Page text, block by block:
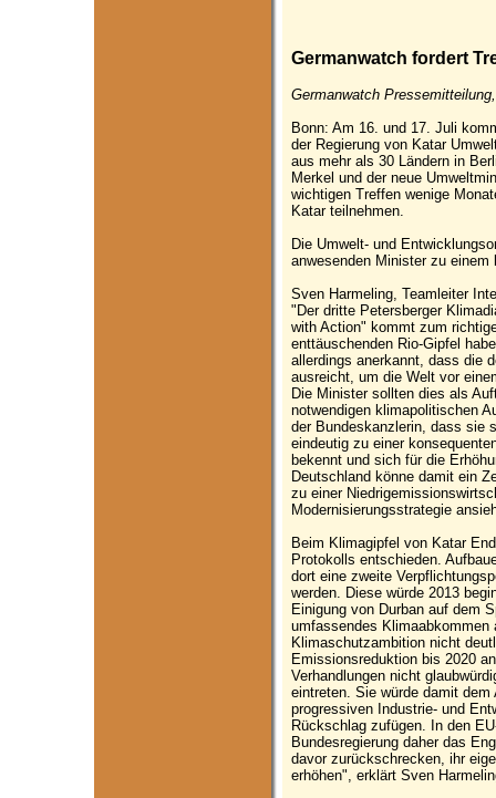
Germanwatch fordert
Germanwatch
Bonn: Am 16. und 17. Juli
der Regierung von Katar
aus mehr als 30 Ländern in
Merkel und der neue
wichtigen Treffen wenige
Katar teilnehmen.
Die Umwelt- und
anwesenden Minister zu
Sven Harmeling, Teamleiter
"Der dritte Petersberger
with Action" kommt zum
enttäuschenden Rio-Gipfel
allerdings anerkannt, dass die
ausreicht, um die Welt vor
Die Minister sollten dies als
notwendigen klimapolitischen
der Bundeskanzlerin, dass sie
eindeutig zu einer
bekennt und sich für die
Deutschland könne damit ein
zu einer
Modernisierungsstrategie
Beim Klimagipfel von Katar
Protokolls entschieden.
dort eine zweite
werden. Diese würde 2013
Einigung von Durban auf dem
umfassendes Klimaabkommen
Klimaschutzambition nicht
Emissionsreduktion bis 2020
Verhandlungen nicht
eintreten. Sie würde damit
progressiven Industrie- und
Rückschlag zufügen. In den
Bundesregierung daher das
davor zurückschrecken, ihr
erhöhen", erklärt Sven